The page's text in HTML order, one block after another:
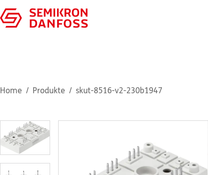
Home Produkte skut-8516-v2-230b1947